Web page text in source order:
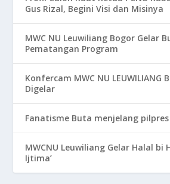
Gus Rizal, Begini Visi dan Misinya
MWC NU Leuwiliang Bogor Gelar
Pematangan Program
Konfercam MWC NU LEUWILIANG
Digelar
Fanatisme Buta menjelang pilpres
MWCNU Leuwiliang Gelar Halal bi
Ijtima’